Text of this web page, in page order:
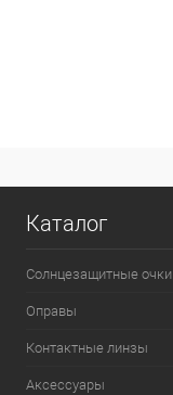
Каталог
Солнцезащитные очки
Оправы
Контактные линзы
Аксессуары